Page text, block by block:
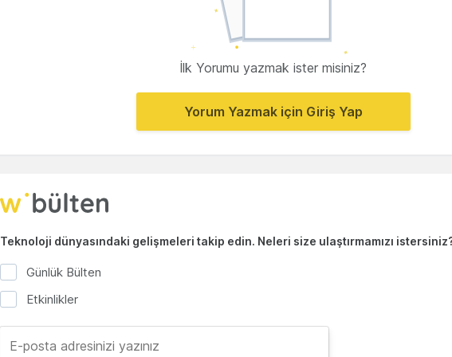
İlk Yorumu yazmak ister misiniz?
Yorum Yazmak için Giriş Yap
Teknoloji dünyasındaki gelişmeleri takip edin. Neleri size ulaştırmamızı
Günlük Bülten
Etkinlikler